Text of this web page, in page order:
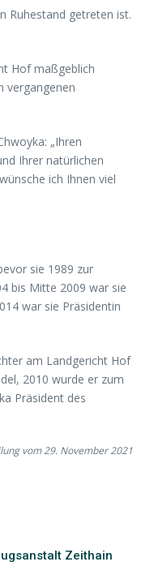
Ruhestand getreten ist.
Hof maßgeblich
vergangenen
„Ihren
Ihrer natürlichen
ich Ihnen viel
sie 1989 zur
bis Mitte 2009 war sie
war sie Präsidentin
am Landgericht Hof
2010 wurde er zum
Präsident des
vom 29. November 2021
Zeithain